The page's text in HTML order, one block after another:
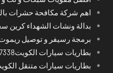
اهم شركة مكافحة حشرات
بدالة ونشات الشهداء كرين
برمجة رسيفر و توصيل ريموت 24 ساعة في محافظات
بطاريات سيارات الكويت52227338
بطاريات سيارات متنقل